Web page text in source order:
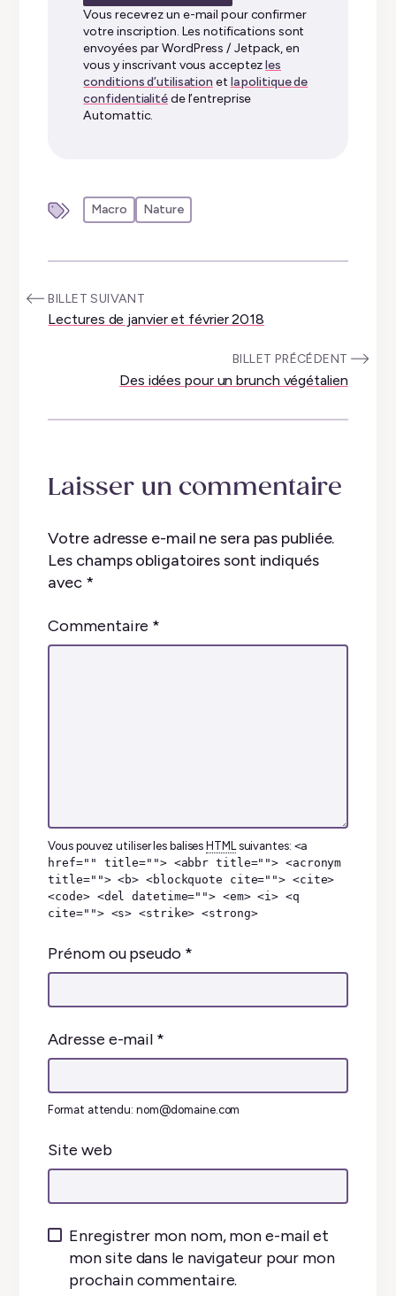
mail…
Vous recevrez un e-mail pour confirmer
votre inscription. Les notifications sont
envoyées par WordPress / Jetpack, en
vous y inscrivant vous acceptezles
conditions d’utilisation et la politique de
confidentialitéde l’entreprise
Automattic.
Macro Nature
:BILLET SUIVANT
Lectures de janvier et février 2018
BILLET PRÉCÉDENT
Des idées pour un brunch végétalien
Laisser un commentaire
Votre adresse e-mail ne sera pas publiée.
Les champs obligatoires sont indiqués
avec *
Commentaire *
Vous pouvez utiliser les balises HTMLsuivantes: <a
href="" title=""> <abbr title=""> <acronym
title=""> <b> <blockquote cite=""> <cite>
<code> <del datetime=""> <em> <i> <q
cite=""> <s> <strike> <strong>
Prénom ou pseudo *
Adresse e-mail *
Format attendu: nom@domaine.com
Site web
Enregistrer mon nom, mon e-mail et
mon site dans le navigateur pour mon
prochain commentaire.